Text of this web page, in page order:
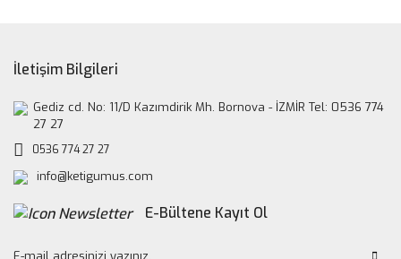
İletişim Bilgileri
Gediz cd. No: 11/D Kazımdirik Mh. Bornova - İZMİR Tel: 0536 774
27 27
0536 774 27 27
info@ketigumus.com
E-Bültene Kayıt Ol